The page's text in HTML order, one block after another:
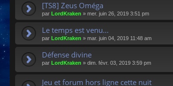
[TS8] Zeus Oméga
par LordKraken » mer. juin 26, 2019 3:51 pm
Le temps est venu...
par LordKraken » mar. juin 04, 2019 11:48 am
Défense divine
par LordKraken » dim. févr. 03, 2019 3:59 pm
Jeu et forum hors ligne cette nuit